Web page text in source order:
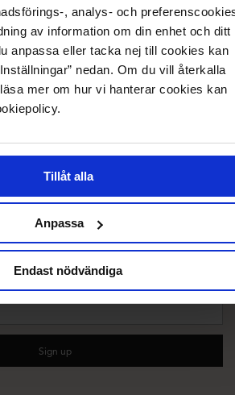
, analys- och
av information om din enhet och ditt
anpassa eller tacka nej till cookies kan
nedan. Om du vill återkalla
mer om hur vi hanterar cookies kan
Tillåt alla
Anpassa
Endast nödvändiga
+1
699,95 kr
Butterfly Sleeve Mesh Ankle Dress
+5
Sign up